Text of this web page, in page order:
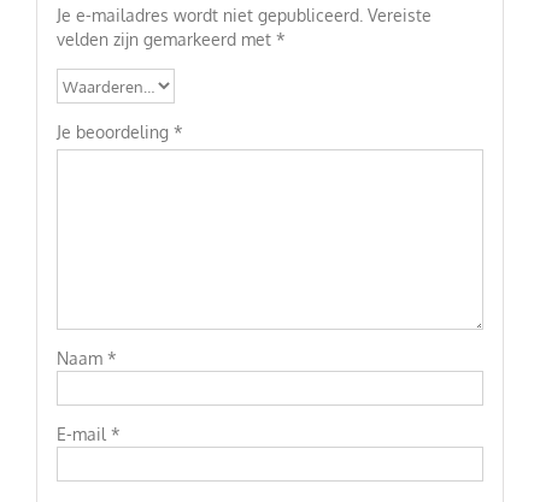
Je e-mailadres wordt niet gepubliceerd. Vereiste
velden zijn gemarkeerd met *
Je beoordeling *
Naam *
E-mail *